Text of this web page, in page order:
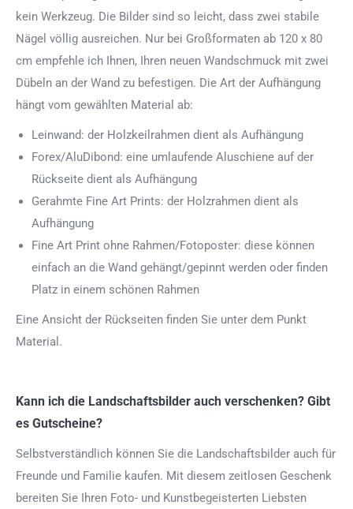
kein Werkzeug. Die Bilder sind so leicht, dass zwei stabile
Nägel völlig ausreichen. Nur bei Großformaten ab 120 x 80
cm empfehle ich Ihnen, Ihren neuen Wandschmuck mit zwei
Dübeln an der Wand zu befestigen. Die Art der Aufhängung
hängt vom gewählten Material ab:
Leinwand: der Holzkeilrahmen dient als Aufhängung
Forex/AluDibond: eine umlaufende Aluschiene auf der
Rückseite dient als Aufhängung
Gerahmte Fine Art Prints: der Holzrahmen dient als
Aufhängung
Fine Art Print ohne Rahmen/Fotoposter: diese können
einfach an die Wand gehängt/gepinnt werden oder finden
Platz in einem schönen Rahmen
Eine Ansicht der Rückseiten finden Sie unter dem Punkt
Material.
Kann ich die Landschaftsbilder auch verschenken? Gibt
es Gutscheine?
Selbstverständlich können Sie die Landschaftsbilder auch für
Freunde und Familie kaufen. Mit diesem zeitlosen Geschenk
bereiten Sie Ihren Foto- und Kunstbegeisterten Liebsten